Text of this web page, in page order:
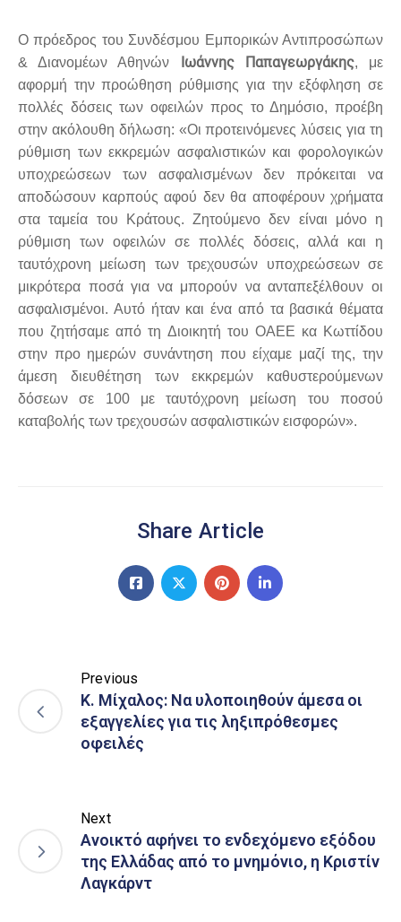
Ο πρόεδρος του Συνδέσμου Εμπορικών Αντιπροσώπων
& Διανομέων Αθηνών Ιωάννης Παπαγεωργάκης, με
αφορμή την προώθηση ρύθμισης για την εξόφληση σε
πολλές δόσεις των οφειλών προς το Δημόσιο, προέβη
στην ακόλουθη δήλωση: «Οι προτεινόμενες λύσεις για τη
ρύθμιση των εκκρεμών ασφαλιστικών και φορολογικών
υποχρεώσεων των ασφαλισμένων δεν πρόκειται να
αποδώσουν καρπούς αφού δεν θα αποφέρουν χρήματα
στα ταμεία του Κράτους. Ζητούμενο δεν είναι μόνο η
ρύθμιση των οφειλών σε πολλές δόσεις, αλλά και η
ταυτόχρονη μείωση των τρεχουσών υποχρεώσεων σε
μικρότερα ποσά για να μπορούν να ανταπεξέλθουν οι
ασφαλισμένοι. Αυτό ήταν και ένα από τα βασικά θέματα
που ζητήσαμε από τη Διοικητή του ΟΑΕΕ κα Κωττίδου
στην προ ημερών συνάντηση που είχαμε μαζί της, την
άμεση διευθέτηση των εκκρεμών καθυστερούμενων
δόσεων σε 100 με ταυτόχρονη μείωση του ποσού
καταβολής των τρεχουσών ασφαλιστικών εισφορών».
Share Article
Previous
Κ. Μίχαλος: Να υλοποιηθούν άμεσα οι
εξαγγελίες για τις ληξιπρόθεσμες
οφειλές
Next
Ανοικτό αφήνει το ενδεχόμενο εξόδου
της Ελλάδας από το μνημόνιο, η Κριστίν
Λαγκάρντ